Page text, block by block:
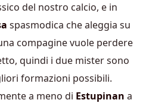
del nostro calcio, e in
spasmodica che aleggia su
compagine vuole perdere
quindi i due mister sono
formazioni possibili.
a meno di Estupinan a